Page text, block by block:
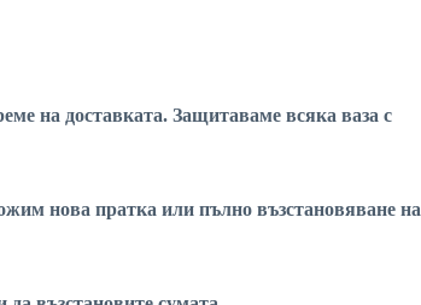
на доставката. Защитаваме всяка ваза с
нова пратка или пълно възстановяване на